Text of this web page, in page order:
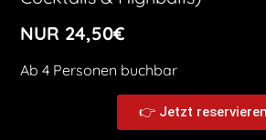
Augsburg
Bayern
Veranstaltungsort-Website
NUR 24,50€
Ab 4 Personen buchbar
👉 Jetzt